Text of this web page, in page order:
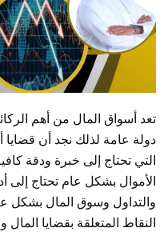
تعد أسواق المال من أهم
دولة عامة لذلك نجد أن قضايا
التي تحتاج إلى خبرة ودقة
الأموال بشكل عام تحتاج إلى
والتداول وسوق المال بشكل
النقاط المتعلقة بقضايا